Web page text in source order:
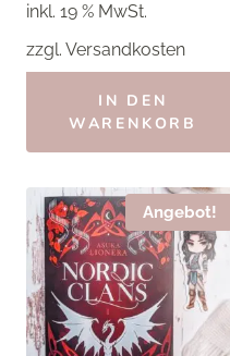
3,50 €2,80 €.
inkl. 19 % MwSt.
zzgl. Versandkosten
IN DEN
WARENKORB
Angebot!